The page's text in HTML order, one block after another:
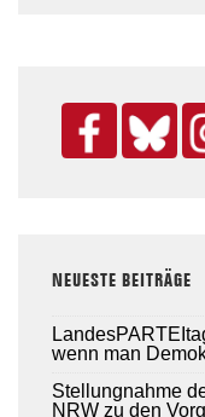
NEUESTE BEITRÄGE
wenn man
Stellungnahme
NRW zu den